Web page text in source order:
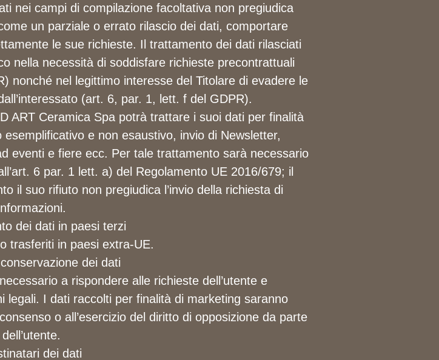
nei campi di compilazione facoltativa non pregiudica
un parziale o errato rilascio dei dati, comportare
le sue richieste. Il trattamento dei dati rilasciati
nella necessità di soddisfare richieste precontrattuali
nonché nel legittimo interesse del Titolare di evadere le
(art. 6, par. 1, lett. f del GDPR).
ART Ceramica Spa potrà trattare i suoi dati per finalità
e non esaustivo, invio di Newsletter,
eventi e fiere ecc. Per tale trattamento sarà necessario
6 par. 1 lett. a) del Regolamento UE 2016/679; il
il suo rifiuto non pregiudica l’invio della richiesta di
dei dati in paesi terzi
trasferiti in paesi extra-UE.
dei dati
a rispondere alle richieste dell’utente e
legali. I dati raccolti per finalità di marketing saranno
o all’esercizio del diritto di opposizione da parte
dell’utente.
dei dati